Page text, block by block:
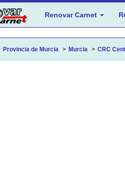
Renovar Carnet
Provincia de Murcia Murcia CRC